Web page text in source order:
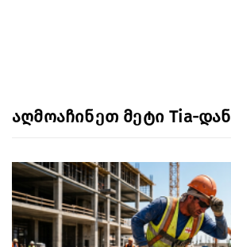
აღმოაჩინეთ მეტი Tia-დან